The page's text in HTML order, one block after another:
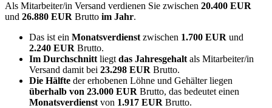
Als Mitarbeiter/in Versand verdienen Sie zwischen 20.400 EUR
und 26.880 EUR Brutto im Jahr.
Das ist ein Monatsverdienst zwischen 1.700 EUR und
2.240 EUR Brutto.
Im Durchschnitt liegt das Jahresgehalt als Mitarbeiter/in
Versand damit bei 23.298 EUR Brutto.
Die Hälfte der erhobenen Löhne und Gehälter liegen
überhalb von 23.000 EUR Brutto, das bedeutet einen
Monatsverdienst von 1.917 EUR Brutto.